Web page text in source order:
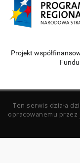
Projekt
Ten serwis działa
opracowanemu przez